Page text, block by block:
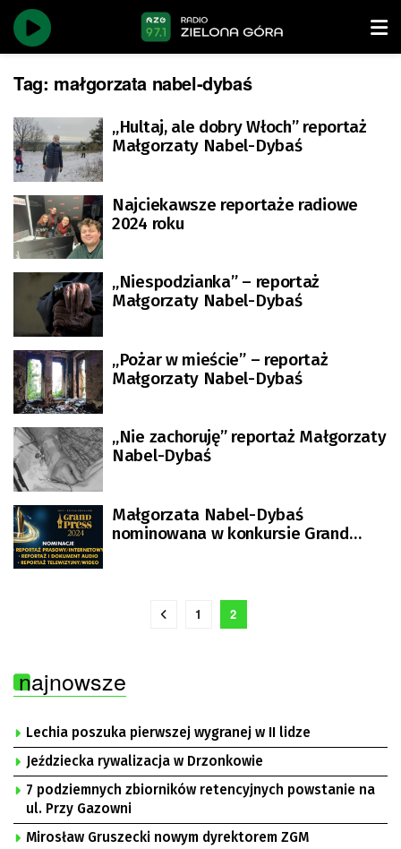
Tag: małgorzata nabel-dybaś
„Hultaj, ale dobry Włoch” reportaż
Małgorzaty Nabel-Dybaś
Najciekawsze reportaże radiowe
2024 roku
„Niespodzianka” – reportaż
Małgorzaty Nabel-Dybaś
„Pożar w mieście” – reportaż
Małgorzaty Nabel-Dybaś
„Nie zachoruję” reportaż Małgorzaty
Nabel-Dybaś
Małgorzata Nabel-Dybaś
nominowana w konkursie Grand
1 2
najnowsze
Lechia poszuka pierwszej wygranej w II lidze
Jeździecka rywalizacja w Drzonkowie
7 podziemnych zbiorników retencyjnych powstanie na
ul. Przy Gazowni
Mirosław Gruszecki nowym dyrektorem ZGM